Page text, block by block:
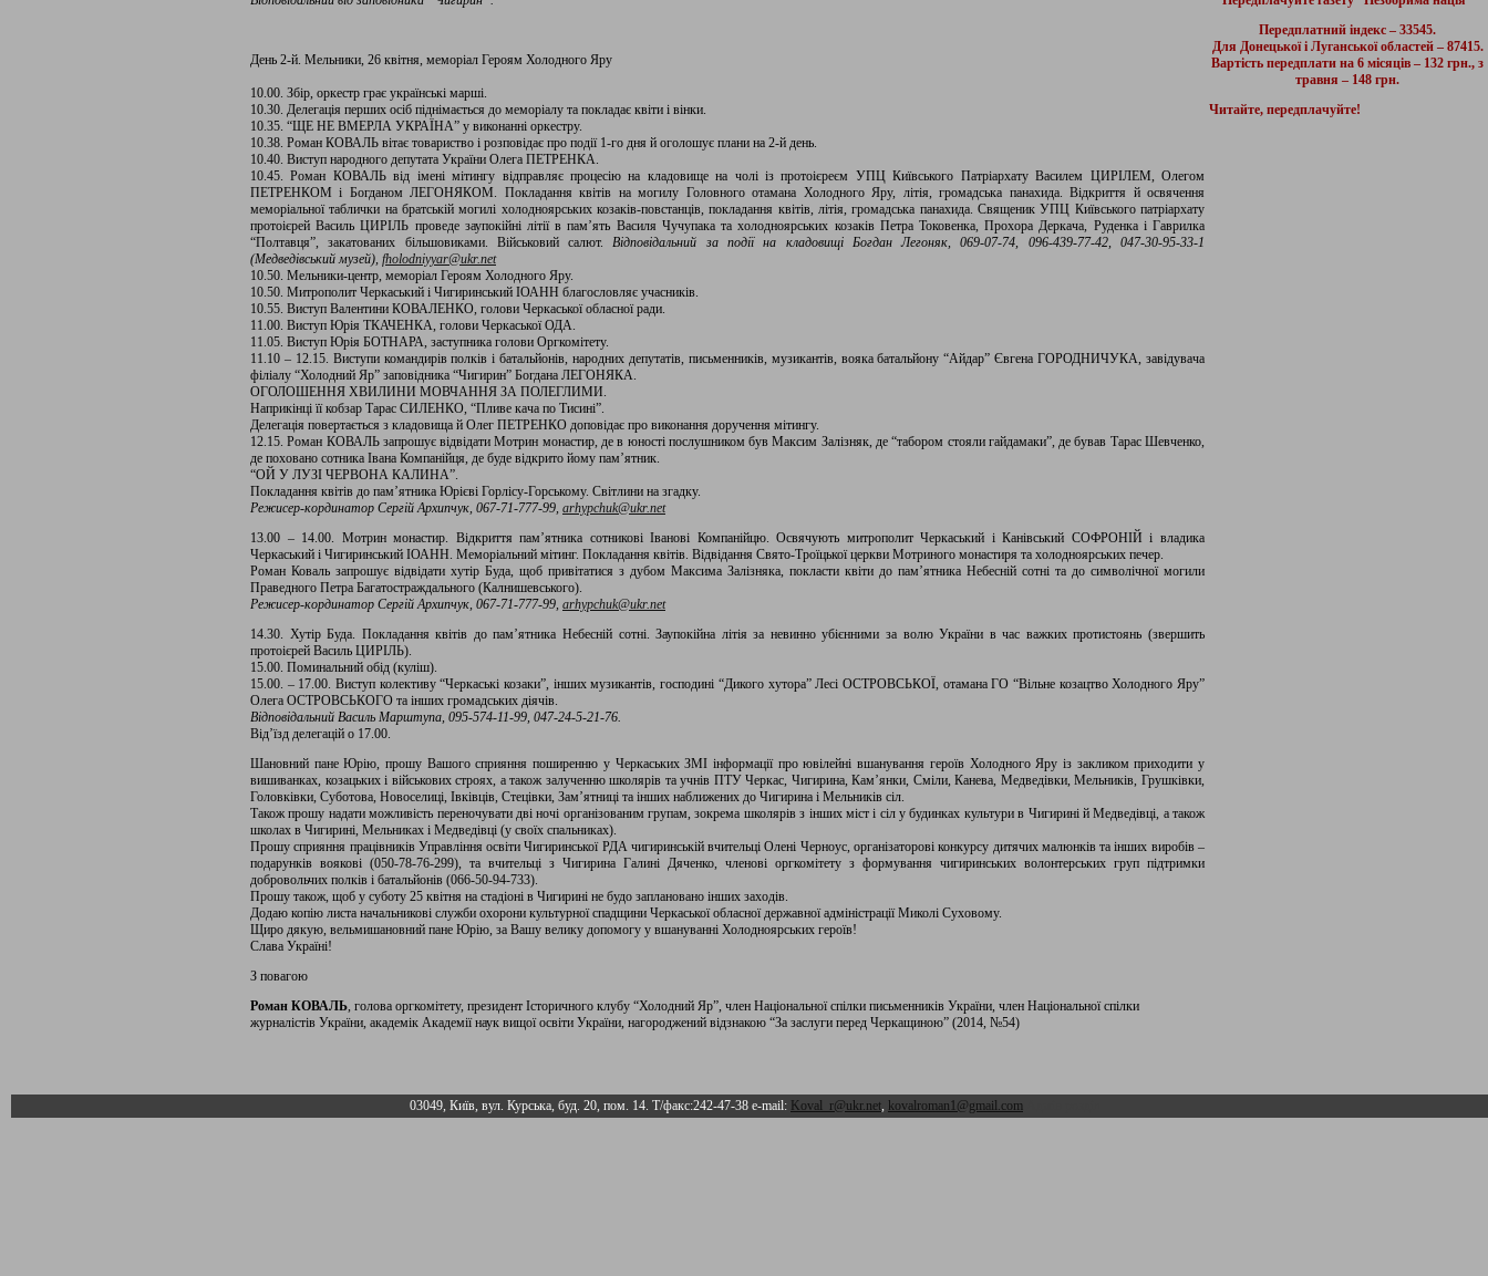
День 2-й. Мельники, 26 квітня, меморіал Героям Холодного Яру
10.00. Збір, оркестр грає українські марші.
10.30. Делегація перших осіб піднімається до меморіалу та покладає квіти і вінки.
10.35. “ЩЕ НЕ ВМЕРЛА УКРАЇНА” у виконанні оркестру.
10.38. Роман КОВАЛЬ вітає товариство і розповідає про події 1-го дня й оголошує плани на 2-й день.
10.40. Виступ народного депутата України Олега ПЕТРЕНКА.
10.45. Роман КОВАЛЬ від імені мітингу відправляє процесію на кладовище на чолі із протоієреєм УПЦ Київського Патріархату Василем ЦИРІЛЕМ, Олегом
ПЕТРЕНКОМ і Богданом ЛЕГОНЯКОМ. Покладання квітів на могилу Головного отамана Холодного Яру, літія, громадська панахида. Відкриття й освячення
меморіальної таблички на братській могилі холодноярських козаків-повстанців, покладання квітів, літія, громадська панахида. Священик УПЦ Київського патріархату
протоієрей Василь ЦИРІЛЬ проведе заупокійні літії в пам’ять Василя Чучупака та холодноярських козаків Петра Токовенка, Прохора Деркача, Руденка і Гаврилка
“Полтавця”, закатованих більшовиками. Військовий салют.Відповідальний за події на кладовищі Богдан Легоняк, 069-07-74, 096-439-77-42, 047-30-95-33-1
(Медведівський музей), fholodniyyar@ukr.net
10.50. Мельники-центр, меморіал Героям Холодного Яру.
10.50. Митрополит Черкаський і Чигиринський ІОАНН благословляє учасників.
10.55. Виступ Валентини КОВАЛЕНКО, голови Черкаської обласної ради.
11.00. Виступ Юрія ТКАЧЕНКА, голови Черкаської ОДА.
11.05. Виступ Юрія БОТНАРА, заступника голови Оргкомітету.
11.10 – 12.15. Виступи командирів полків і батальйонів, народних депутатів, письменників, музикантів, вояка батальйону “Айдар” Євгена ГОРОДНИЧУКА, завідувача
філіалу “Холодний Яр” заповідника “Чигирин” Богдана ЛЕГОНЯКА.
ОГОЛОШЕННЯ ХВИЛИНИ МОВЧАННЯ ЗА ПОЛЕГЛИМИ.
Наприкінці її кобзар Тарас СИЛЕНКО, “Пливе кача по Тисині”.
Делегація повертається з кладовища й Олег ПЕТРЕНКО доповідає про виконання доручення мітингу.
12.15. Роман КОВАЛЬ запрошує відвідати Мотрин монастир, де в юності послушником був Максим Залізняк, де “табором стояли гайдамаки”, де бував Тарас Шевченко,
де поховано сотника Івана Компанійця, де буде відкрито йому пам’ятник.
“ОЙ У ЛУЗІ ЧЕРВОНА КАЛИНА”.
Покладання квітів до пам’ятника Юрієві Горлісу-Горському. Світлини на згадку.
Режисер-кординатор Сергій Архипчук, 067-71-777-99, arhypchuk@ukr.net
13.00 – 14.00. Мотрин монастир. Відкриття пам’ятника сотникові Іванові Компанійцю. Освячують митрополит Черкаський і Канівський СОФРОНІЙ і владика
Черкаський і Чигиринський ІОАНН. Меморіальний мітинг. Покладання квітів. Відвідання Свято-Троїцької церкви Мотриного монастиря та холодноярських печер.
Роман Коваль запрошує відвідати хутір Буда, щоб привітатися з дубом Максима Залізняка, покласти квіти до пам’ятника Небесній сотні та до символічної могили
Праведного Петра Багатостраждального (Калнишевського).
Режисер-кординатор Сергій Архипчук, 067-71-777-99, arhypchuk@ukr.net
14.30. Хутір Буда. Покладання квітів до пам’ятника Небесній сотні. Заупокійна літія за невинно убієнними за волю України в час важких протистоянь (звершить
протоієрей Василь ЦИРІЛЬ).
15.00. Поминальний обід (куліш).
15.00. – 17.00. Виступ колективу “Черкаські козаки”, інших музикантів, господині “Дикого хутора” Лесі ОСТРОВСЬКОЇ, отамана ГО “Вільне козацтво Холодного Яру”
Олега ОСТРОВСЬКОГО та інших громадських діячів.
Відповідальний Василь Марштупа, 095-574-11-99, 047-24-5-21-76.
Від’їзд делегацій о 17.00.
Шановний пане Юрію, прошу Вашого сприяння поширенню у Черкаських ЗМІ інформації про ювілейні вшанування героїв Холодного Яру із закликом приходити у
вишиванках, козацьких і військових строях, а також залученню школярів та учнів ПТУ Черкас, Чигирина, Кам’янки, Сміли, Канева, Медведівки, Мельників, Грушківки,
Головківки, Суботова, Новоселиці, Івківців, Стецівки, Зам’ятниці та інших наближених до Чигирина і Мельників сіл.
Також прошу надати можливість переночувати дві ночі організованим групам, зокрема школярів з інших міст і сіл у будинках культури в Чигирині й Медведівці, а також
школах в Чигирині, Мельниках і Медведівці (у своїх спальниках).
Прошу сприяння працівників Управління освіти Чигиринської РДА чигиринській вчительці Олені Черноус, організаторові конкурсу дитячих малюнків та інших виробів –
подарунків воякові (050-78-76-299), та вчительці з Чигирина Галині Дяченко, членові оргкомітету з формування чигиринських волонтерських груп підтримки
добровольчих полків і батальйонів (066-50-94-733).
Прошу також, щоб у суботу 25 квітня на стадіоні в Чигирині не будо заплановано інших заходів.
Додаю копію листа начальникові служби охорони культурної спадщини Черкаської обласної державної адміністрації Миколі Суховому.
Щиро дякую, вельмишановний пане Юрію, за Вашу велику допомогу у вшануванні Холодноярських героїв!
Слава Україні!
З повагою
Роман КОВАЛЬ, голова оргкомітету, президент Історичного клубу “Холодний Яр”, член Національної спілки письменників України, член Національної спілки
журналістів України, академік Академії наук вищої освіти України, нагороджений відзнакою “За заслуги перед Черкащиною” (2014, №54)
Передплатний індекс – 33545.
Для Донецької і Луганської областей – 87415.
Вартість передплати на 6 місяців – 132 грн., з
травня – 148 грн.
Читайте, передплачуйте!
03049, Київ, вул. Курська, буд. 20, пом. 14. Т/факс:242-47-38 e-mail: Koval_r@ukr.net, kovalroman1@gmail.com